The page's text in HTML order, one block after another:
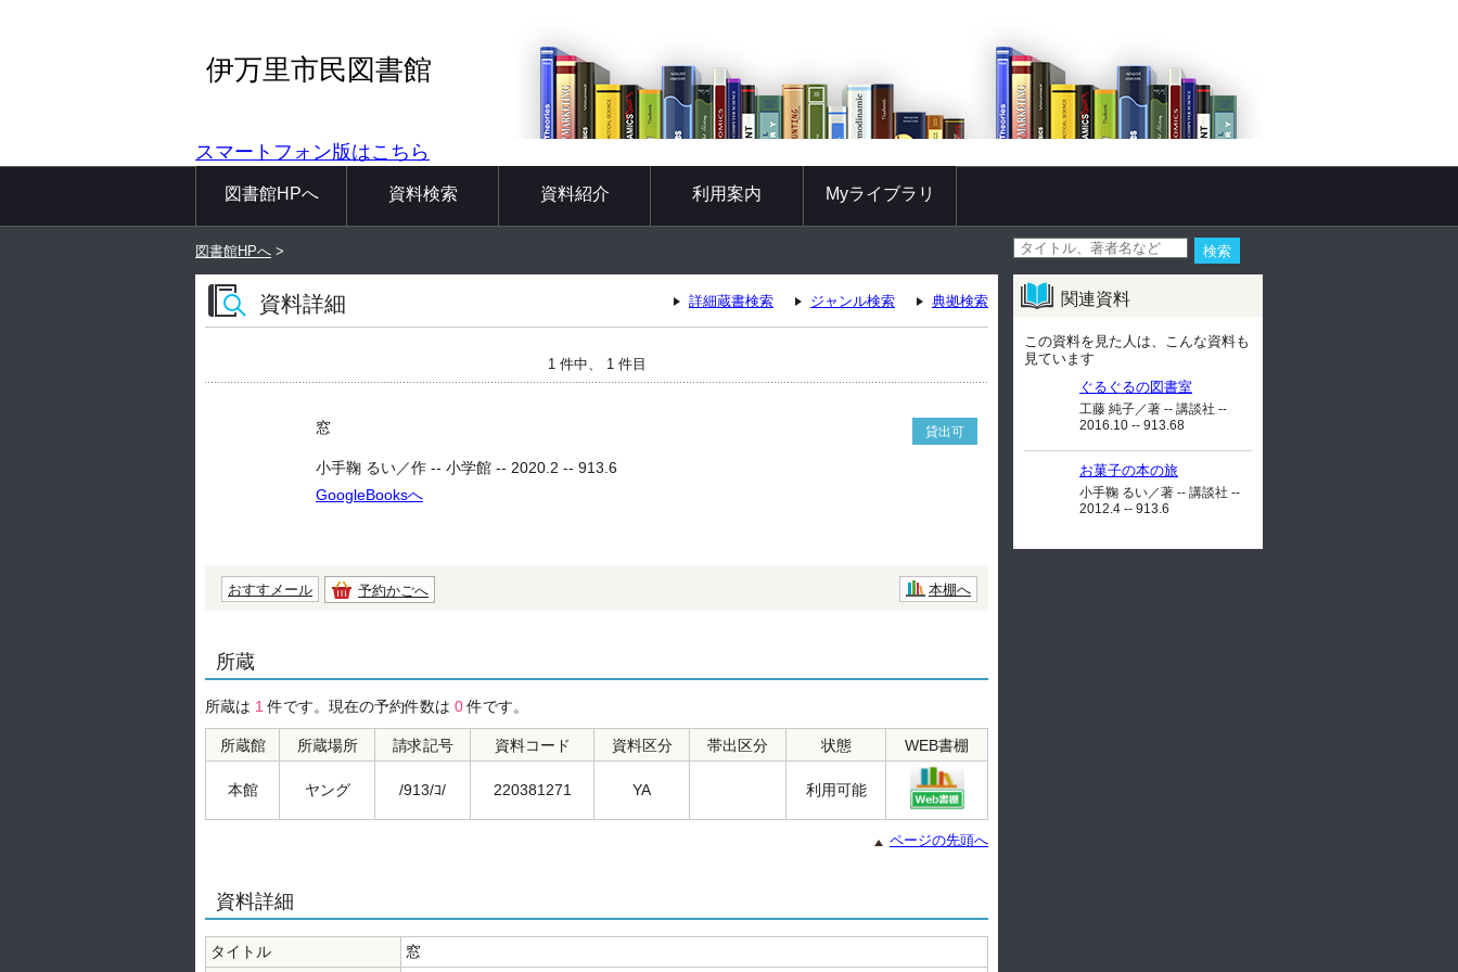
伊万里市民図書館
スマートフォン版はこちら
図書館HPへ 資料検索 資料紹介 利用案内 Myライブラリ
図書館HPへ >
資料詳細 詳細蔵書検索 ジャンル検索 典拠検索
1 件中、 1 件目
窓 貸出可
小手鞠 るい／作 -- 小学館 -- 2020.2 -- 913.6
GoogleBooksへ
おすすメール 予約かごへ 本棚へ
所蔵
所蔵は 1 件です。現在の予約件数は 0件です。
所蔵館 所蔵場所 請求記号 資料コード 資料区分 帯出区分 状態 WEB書棚
本館 ヤング /913/ｺ/ 220381271 YA 利用可能
ページの先頭へ
資料詳細
タイトル
窓
関連資料
この資料を見た人は、こんな資料も
見ています
ぐるぐるの図書室
工藤 純子／著 -- 講談社 --
2016.10 -- 913.68
お菓子の本の旅
小手鞠 るい／著 -- 講談社 --
2012.4 -- 913.6